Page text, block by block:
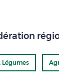
Légumes